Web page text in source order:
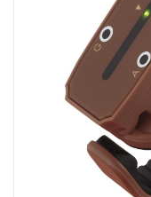
Lichttechnik
Traditionelle